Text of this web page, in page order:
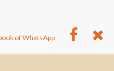
of WhatsApp